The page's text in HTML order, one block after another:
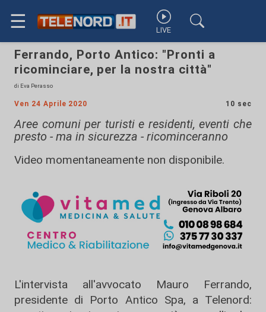
☰ LIVE
Ferrando, Porto Antico: "Pronti a
ricominciare, per la nostra città"
di Eva Perasso
Ven 24 Aprile 2020 10 sec
Aree comuni per turisti e residenti, eventi che
presto - ma in sicurezza - ricominceranno
Video momentaneamente non disponibile.
L'intervista all'avvocato Mauro Ferrando,
presidente di Porto Antico Spa, a Telenord: